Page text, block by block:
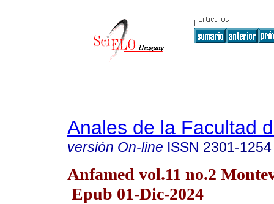
Anales de la Facultad
versión On-line ISSN 2301-1254
Anfamed vol.11 no.2
Epub 01-Dic-2024